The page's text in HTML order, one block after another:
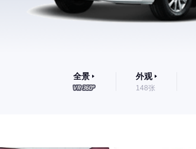
全景 外观
148张